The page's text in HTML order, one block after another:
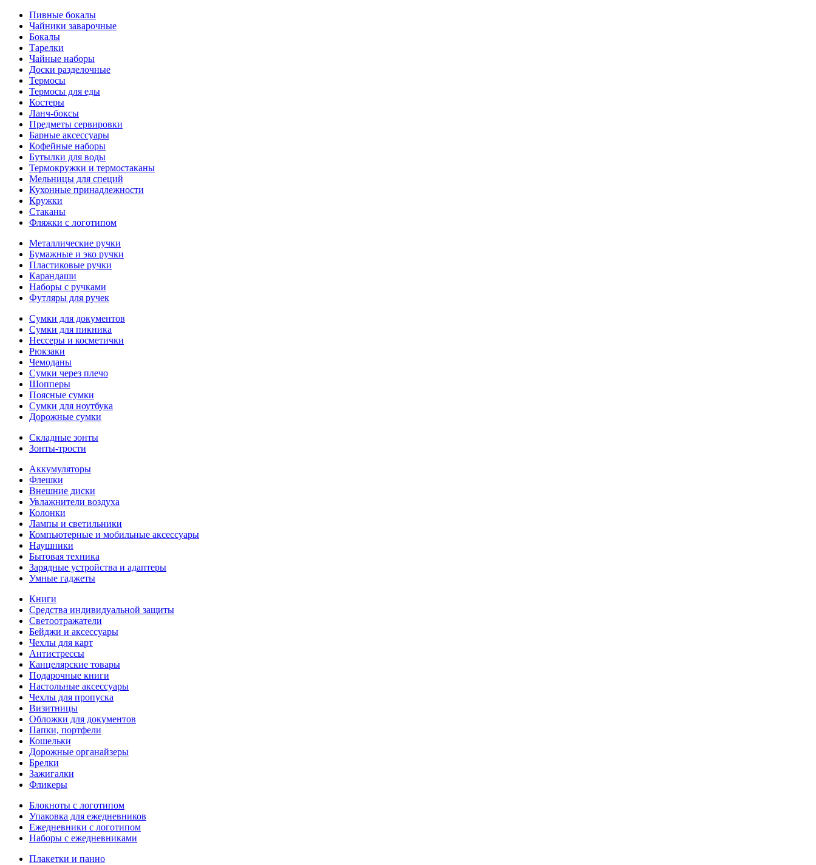
Пивные бокалы
Чайники заварочные
Бокалы
Тарелки
Чайные наборы
Доски разделочные
Термосы
Термосы для еды
Костеры
Ланч-боксы
Предметы сервировки
Барные аксессуары
Кофейные наборы
Бутылки для воды
Термокружки и термостаканы
Мельницы для специй
Кухонные принадлежности
Кружки
Стаканы
Фляжки с логотипом
Металлические ручки
Бумажные и эко ручки
Пластиковые ручки
Карандаши
Наборы с ручками
Футляры для ручек
Сумки для документов
Сумки для пикника
Нессеры и косметички
Рюкзаки
Чемоданы
Сумки через плечо
Шопперы
Поясные сумки
Сумки для ноутбука
Дорожные сумки
Складные зонты
Зонты-трости
Аккумуляторы
Флешки
Внешние диски
Увлажнители воздуха
Колонки
Лампы и светильники
Компьютерные и мобильные аксессуары
Наушники
Бытовая техника
Зарядные устройства и адаптеры
Умные гаджеты
Книги
Средства индивидуальной защиты
Светоотражатели
Бейджи и аксессуары
Чехлы для карт
Антистрессы
Канцелярские товары
Подарочные книги
Настольные аксессуары
Чехлы для пропуска
Визитницы
Обложки для документов
Папки, портфели
Кошельки
Дорожные органайзеры
Брелки
Зажигалки
Фликеры
Блокноты с логотипом
Упаковка для ежедневников
Ежедневники с логотипом
Наборы с ежедневниками
Плакетки и панно